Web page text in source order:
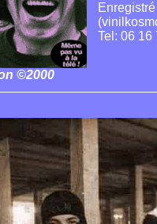
©2000
Tel: 06 16